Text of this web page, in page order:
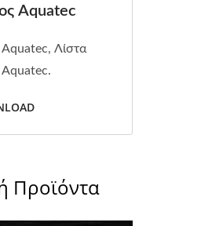
Aquatec
Λίστα
Προϊόντα